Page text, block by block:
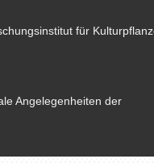
für
Angelegenheiten der